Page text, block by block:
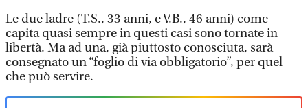
Le due ladre (T.S., 33 anni, e V.B., 46 anni) come
capita quasi sempre in questi casi sono tornate in
libertà. Ma ad una, già piuttosto conosciuta, sarà
consegnato un “foglio di via obbligatorio”, per quel
che può servire.